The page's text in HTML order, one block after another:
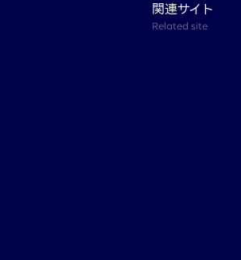
関連サイト
Related site